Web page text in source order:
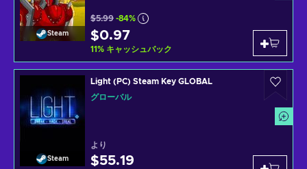
Steam
$5.99 -84%
$0.97
11% キャッシュバック
Steam
Light (PC) Steam Key GLOBAL
グローバル
より
$55.19